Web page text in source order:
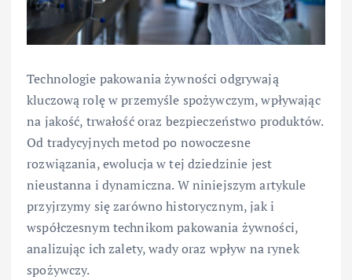
Technologie pakowania żywności odgrywają
kluczową rolę w przemyśle spożywczym, wpływając
na jakość, trwałość oraz bezpieczeństwo produktów.
Od tradycyjnych metod po nowoczesne
rozwiązania, ewolucja w tej dziedzinie jest
nieustanna i dynamiczna. W niniejszym artykule
przyjrzymy się zarówno historycznym, jak i
współczesnym technikom pakowania żywności,
analizując ich zalety, wady oraz wpływ na rynek
spożywczy.